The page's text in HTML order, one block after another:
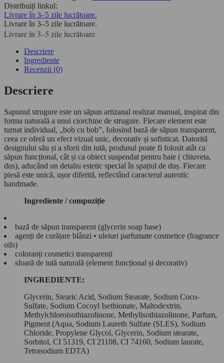
DE
STRUGURE
MINI
160
Distribuiți linkul:
Livrare în 3–5 zile lucrătoare.
Livrare în 3–5 zile lucrătoare.
Livrare în 3–5 zile lucrătoare.
Descriere
Ingrediente
Recenzii (0)
Descriere
Sapunul strugure este un săpun artizanal realizat manual, inspirat din
forma naturală a unui ciorchine de strugure. Fiecare element este
turnat individual, „bob cu bob”, folosind bază de săpun transparent,
ceea ce oferă un efect vizual unic, decorativ și sofisticat. Datorită
designului său și a sforii din iută, produsul poate fi folosit atât ca
săpun funcțional, cât și ca obiect suspendat pentru baie ( chiuveta,
dus), aducând un detaliu estetic special în spațiul de duș. Fiecare
piesă este unică, ușor diferită, reflectând caracterul autentic
handmade.
Ingrediente / compoziție
bază de săpun transparent (glycerin soap base)
agenți de curățare blânzi • uleiuri parfumate cosmetice (fragrance
oils)
coloranți cosmetici transparenți
sfoară de iută naturală (element funcțional și decorativ)
INGREDIENTE:
Glycerin, Stearic Acid, Sodium Stearate, Sodium Coco-
Sulfate, Sodium Cocoyl Isethionate, Maltodextrin,
Methylchloroisothiazolinone, Methylisothiazolinone, Parfum,
Pigment (Aqua, Sodium Laureth Sulfate (SLES), Sodium
Chloride, Propylene Glycol, Glycerin, Sodium stearate,
Sorbitol, CI 51319, CI 21108, CI 74160, Sodium laurate,
Tetrasodium EDTA)